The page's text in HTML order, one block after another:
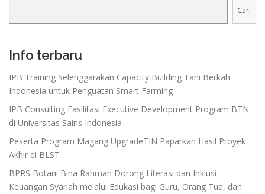
Cari
Info terbaru
IPB Training Selenggarakan Capacity Building Tani Berkah
Indonesia untuk Penguatan Smart Farming
IPB Consulting Fasilitasi Executive Development Program BTN
di Universitas Sains Indonesia
Peserta Program Magang UpgradeTIN Paparkan Hasil Proyek
Akhir di BLST
BPRS Botani Bina Rahmah Dorong Literasi dan Inklusi
Keuangan Syariah melalui Edukasi bagi Guru, Orang Tua, dan